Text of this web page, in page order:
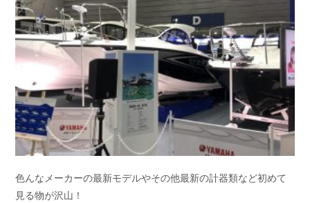
色んなメーカーの最新モデルやその他最新の計器類など初めて
見る物が沢山！